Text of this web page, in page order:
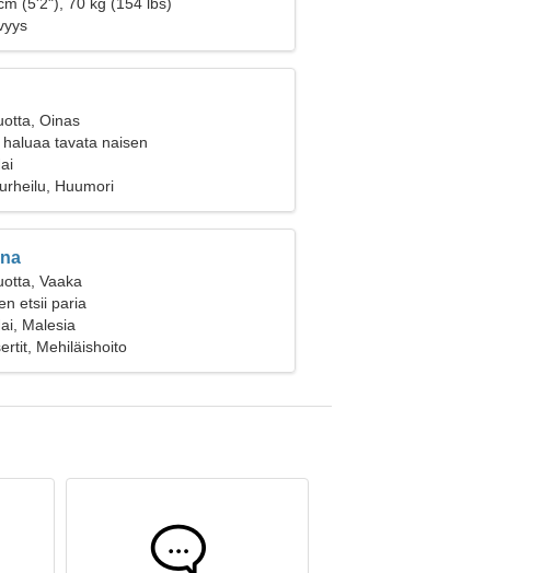
Oinas
haluaa tavata naisen
Huumori
Vaaka
etsii paria
Malesia
Mehiläishoito